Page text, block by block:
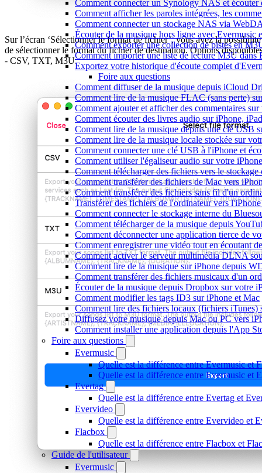
Comment connecter un Synology NAS et
Comment afficher les paroles intégrées, les
Comment connecter un stockage NAS via
Écouter de la musique hors ligne avec
Comment exporter une collection de pistes en
Comment importer une liste de lecture M3U dans
Exportez votre historique d'écoute complet
Foire aux questions
Comment diffuser de la musique depuis iCloud
Comment lire de la musique FLAC (sans perte)
Comment ajouter et afficher des commentaires
Comment écouter des livres audio sur iPhone,
Comment lire de la musique depuis une clé USB
Comment lire de la musique locale stockée sur
Comment connecter une clé USB à l'iPhone et
Comment utiliser l'égaliseur audio sur votre
Comment télécharger des fichiers vers le
Comment transférer des fichiers de Mac vers
Comment transférer des fichiers sans fil d'un
Transférer des fichiers de l'ordinateur vers
Comment connecter le stockage interne du
Comment télécharger de la musique depuis
Comment déconnecter une application tierce de
Comment enregistrer une vidéo tout en écoutant
Comment activer le serveur multimédia DLNA
Comment lire de la musique sur iPhone depuis
Comment transférer des fichiers musicaux d'un
Écouter de la musique depuis Dropbox sur votre
Comment modifier les tags ID3 sur iPhone et Mac
Comment lire des fichiers locaux (fichiers iTunes)
Diffusez votre musique depuis Mac ou PC vers
Comment installer une application depuis l'App
Foire aux questions
Evermusic
Quelle est la différence entre Evermusic et
Quelle est la différence entre Evermusic et
Evertag
Quelle est la différence entre Evertag et
Evervideo
Quelle est la différence entre Evervideo et
Flacbox
Quelle est la différence entre Flacbox et
Guide de l'utilisateur
Evermusic
Sur l’écran ‘Sélectionner le format de fichier’, vous avez la possibilité
de sélectionner le format du fichier de destination. Options
- CSV, TXT, M3U.